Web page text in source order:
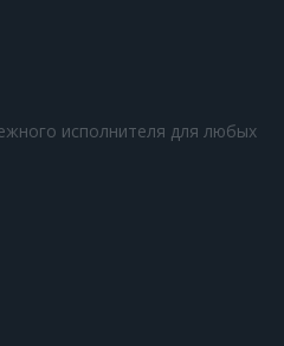
исполнителя для любых